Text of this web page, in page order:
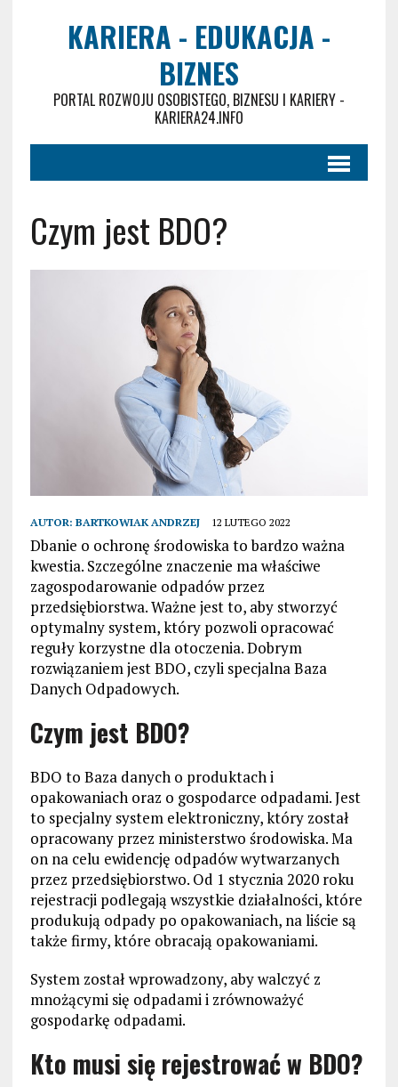
KARIERA - EDUKACJA -
BIZNES
PORTAL ROZWOJU OSOBISTEGO, BIZNESU I KARIERY -
KARIERA24.INFO
Czym jest BDO?
AUTOR: BARTKOWIAK ANDRZEJ 12 LUTEGO 2022
Dbanie o ochronę środowiska to bardzo ważna
kwestia. Szczególne znaczenie ma właściwe
zagospodarowanie odpadów przez
przedsiębiorstwa. Ważne jest to, aby stworzyć
optymalny system, który pozwoli opracować
reguły korzystne dla otoczenia. Dobrym
rozwiązaniem jest BDO, czyli specjalna Baza
Danych Odpadowych.
Czym jest BDO?
BDO to Baza danych o produktach i
opakowaniach oraz o gospodarce odpadami. Jest
to specjalny system elektroniczny, który został
opracowany przez ministerstwo środowiska. Ma
on na celu ewidencję odpadów wytwarzanych
przez przedsiębiorstwo. Od 1 stycznia 2020 roku
rejestracji podlegają wszystkie działalności, które
produkują odpady po opakowaniach, na liście są
także firmy, które obracają opakowaniami.
System został wprowadzony, aby walczyć z
mnożącymi się odpadami i zrównoważyć
gospodarkę odpadami.
Kto musi się rejestrować w BDO?